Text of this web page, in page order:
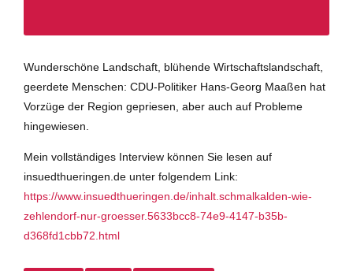
Wunderschöne Landschaft, blühende Wirtschaftslandschaft,
geerdete Menschen: CDU-Politiker Hans-Georg Maaßen hat
Vorzüge der Region gepriesen, aber auch auf Probleme
hingewiesen.
Mein vollständiges Interview können Sie lesen auf
insuedthueringen.de unter folgendem Link:
https://www.insuedthueringen.de/inhalt.schmalkalden-wie-
zehlendorf-nur-groesser.5633bcc8-74e9-4147-b35b-
d368fd1cbb72.html